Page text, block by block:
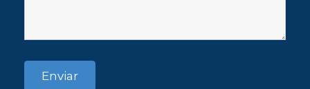
Enviar